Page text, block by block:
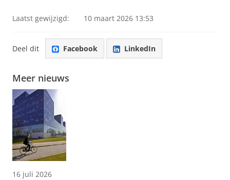
Laatst gewijzigd: 10 maart 2026 13:53
Deel dit Facebook LinkedIn
Meer nieuws
16 juli 2026